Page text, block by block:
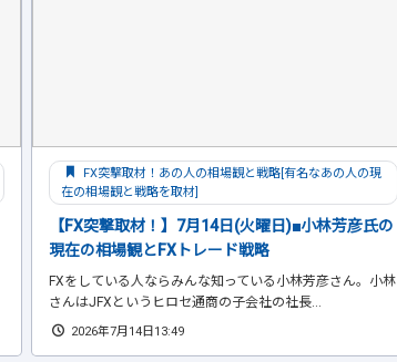
FX突撃取材！あの人の相場観と戦略[有名なあの人の現
在の相場観と戦略を取材]
【FX突撃取材！】7月14日(火曜日)■小林芳彦氏の
現在の相場観とFXトレード戦略
FXをしている人ならみんな知っている小林芳彦さん。小林
さんはJFXというヒロセ通商の子会社の社長...
2026年7月14日13:49